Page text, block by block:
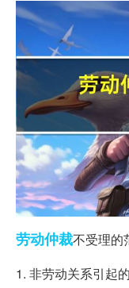
劳动仲裁不受理的
1. 非劳动关系引起